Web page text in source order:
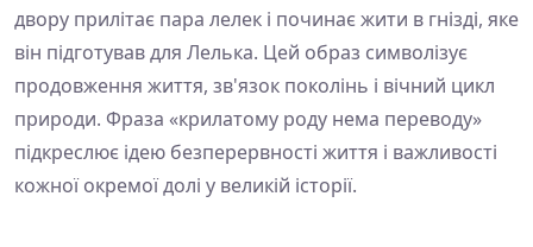
двору прилітає пара лелек і починає жити в гнізді, яке
він підготував для Лелька. Цей образ символізує
продовження життя, зв'язок поколінь і вічний цикл
природи. Фраза «крилатому роду нема переводу»
підкреслює ідею безперервності життя і важливості
кожної окремої долі у великій історії.